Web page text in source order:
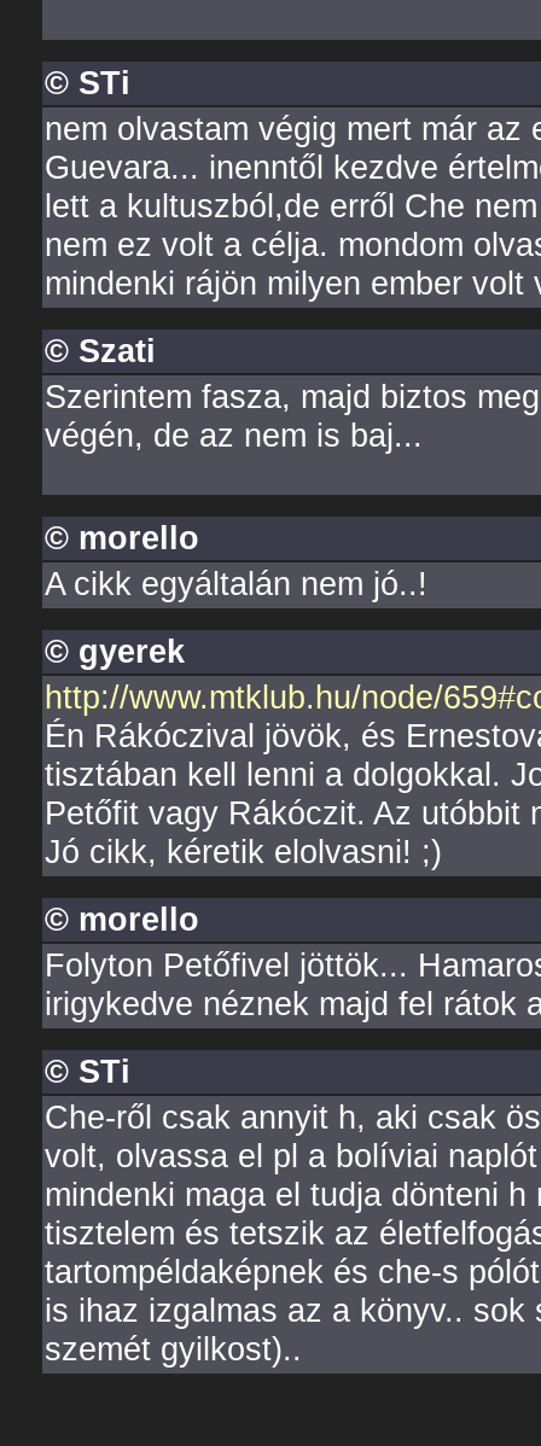
© STi
nem olvastam végig mert már
Guevara... inenntől kezdve
lett a kultuszból,de erről Che
nem ez volt a célja. mondom
mindenki rájön milyen ember volt
© Szati
Szerintem fasza, majd biztos
végén, de az nem is baj...
© morello
A cikk egyáltalán nem jó..!
© gyerek
http://www.mtklub.hu/node/
Én Rákóczival jövök, és
tisztában kell lenni a dolgokkal.
Petőfit vagy Rákóczit. Az utóbbit
Jó cikk, kéretik elolvasni! ;)
© morello
Folyton Petőfivel jöttök...
irigykedve néznek majd fel rátok
© STi
Che-ről csak annyit h, aki csak
volt, olvassa el pl a bolíviai
mindenki maga el tudja dönteni
tisztelem és tetszik az
tartompéldaképnek és che-s
is ihaz izgalmas az a könyv..
szemét gyilkost)..